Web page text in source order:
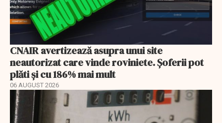
CNAIR avertizează asupra unui site
neautorizat care vinde roviniete. Șoferii pot
plăti și cu 186% mai mult
06 AUGUST 2026